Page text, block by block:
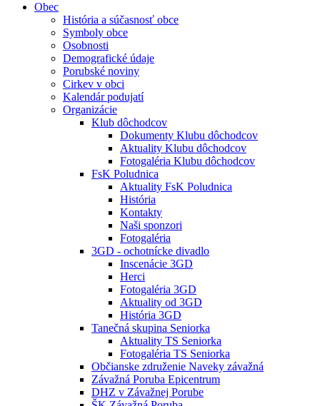
Obec
História a súčasnosť obce
Symboly obce
Osobnosti
Demografické údaje
Porubské noviny
Cirkev v obci
Kalendár podujatí
Organizácie
Klub dôchodcov
Dokumenty Klubu dôchodcov
Aktuality Klubu dôchodcov
Fotogaléria Klubu dôchodcov
FsK Poludnica
Aktuality FsK Poludnica
História
Kontakty
Naši sponzori
Fotogaléria
3GD - ochotnícke divadlo
Inscenácie 3GD
Herci
Fotogaléria 3GD
Aktuality od 3GD
História 3GD
Tanečná skupina Seniorka
Aktuality TS Seniorka
Fotogaléria TS Seniorka
Občianske združenie Naveky závažná
Závažná Poruba Epicentrum
DHZ v Závažnej Porube